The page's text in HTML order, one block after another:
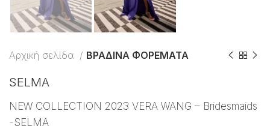
Αρχική σελίδα ΒΡΑΔΙΝΑ ΦΟΡΕΜΑΤΑ
SELMA
NEW COLLECTION 2023 VERA WANG – Bridesmaids
-SELMA